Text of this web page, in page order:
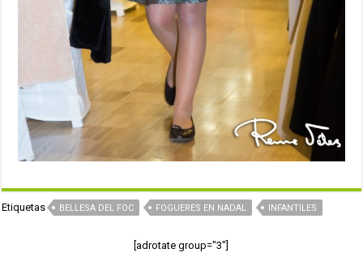
Etiquetas BELLESA DEL FOC FOGUERES EN NADAL INFANTILES
[adrotate group="3"]